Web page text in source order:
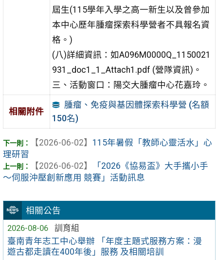
相關公告
2026-08-06
訓育組
臺南青年志工中心舉辦 「年度主題式服務方案：漫
遊古都走讀在400年後」服務 及相關培訓
屆生(115學年入學之高一新生以及曾參加
本中心歷年腫瘤探索科學營者不具報名資
格。)
(八)詳細資訊：如A096M0000Q_1150021
931_doc1_1_Attach1.pdf (營隊資訊)。
三、活動窗口：陽交大腫瘤中心花嘉玲。
相關附件
腫瘤、免疫與基因體探索科學營 (名額
150名)
【2026-06-02】 115年暑假「教師心靈活水」心
理研習
【2026-06-02】
「2026《協易盃》大手攜小手
～伺服沖壓創新應用 競賽」活動訊息